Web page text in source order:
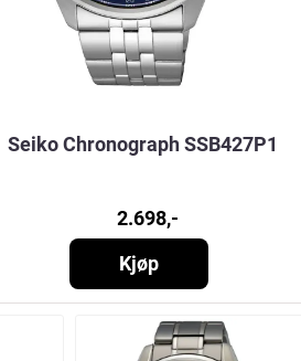
Seiko Chronograph SSB427P1
2.698,-
Kjøp